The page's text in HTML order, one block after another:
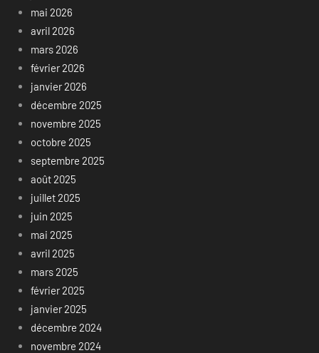
mai 2026
avril 2026
mars 2026
février 2026
janvier 2026
décembre 2025
novembre 2025
octobre 2025
septembre 2025
août 2025
juillet 2025
juin 2025
mai 2025
avril 2025
mars 2025
février 2025
janvier 2025
décembre 2024
novembre 2024